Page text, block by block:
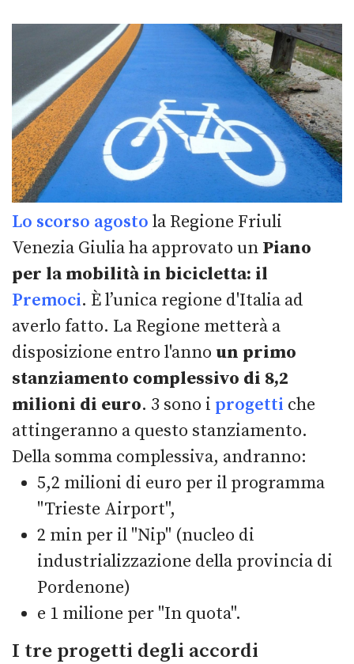
Lo scorso agosto la Regione Friuli
Venezia Giulia ha approvato un Piano
per la mobilità in bicicletta: il
Premoci. È l’unica regione d'Italia ad
averlo fatto. La Regione metterà a
disposizione entro l'anno un primo
stanziamento complessivo di 8,2
milioni di euro. 3 sono i progetti che
attingeranno a questo stanziamento.
Della somma complessiva, andranno:
5,2 milioni di euro per il programma
"Trieste Airport",
2 min per il "Nip" (nucleo di
industrializzazione della provincia di
Pordenone)
e 1 milione per "In quota".
I tre progetti degli accordi